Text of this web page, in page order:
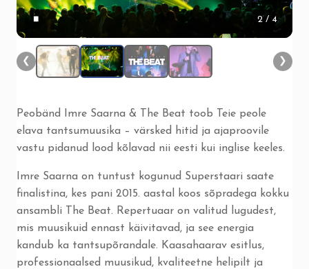
2/ 4
▮▮
❮ ❯
Peobänd Imre Saarna & The Beat toob Teie peole
elava tantsumuusika – värsked hitid ja ajaproovile
vastu pidanud lood kõlavad nii eesti kui inglise keeles.
Imre Saarna on tuntust kogunud Superstaari saate
finalistina, kes pani 2015. aastal koos sõpradega kokku
ansambli The Beat. Repertuaar on valitud lugudest,
mis muusikuid ennast käivitavad, ja see energia
kandub ka tantsupõrandale. Kaasahaarav esitlus,
professionaalsed muusikud, kvaliteetne helipilt ja